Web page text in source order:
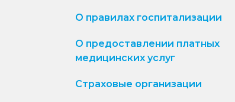
О правилах госпитализации
О предоставлении платных
медицинских услуг
Страховые организации